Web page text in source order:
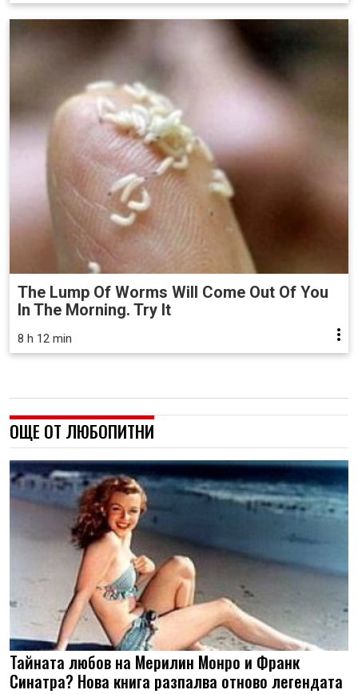
The Lump Of Worms Will Come Out Of You
In The Morning. Try It
8 h 12 min
ОЩЕ ОТ ЛЮБОПИТНИ
Тайната любов на Мерилин Монро и Франк
Синатра? Нова книга разпалва отново легендата